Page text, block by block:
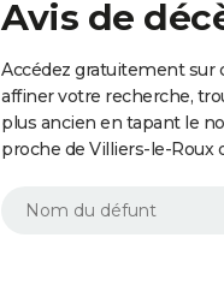
Avis de
Accédez gratuitement sur
affiner votre recherche,
plus ancien en tapant le
proche de Villiers-le-Roux